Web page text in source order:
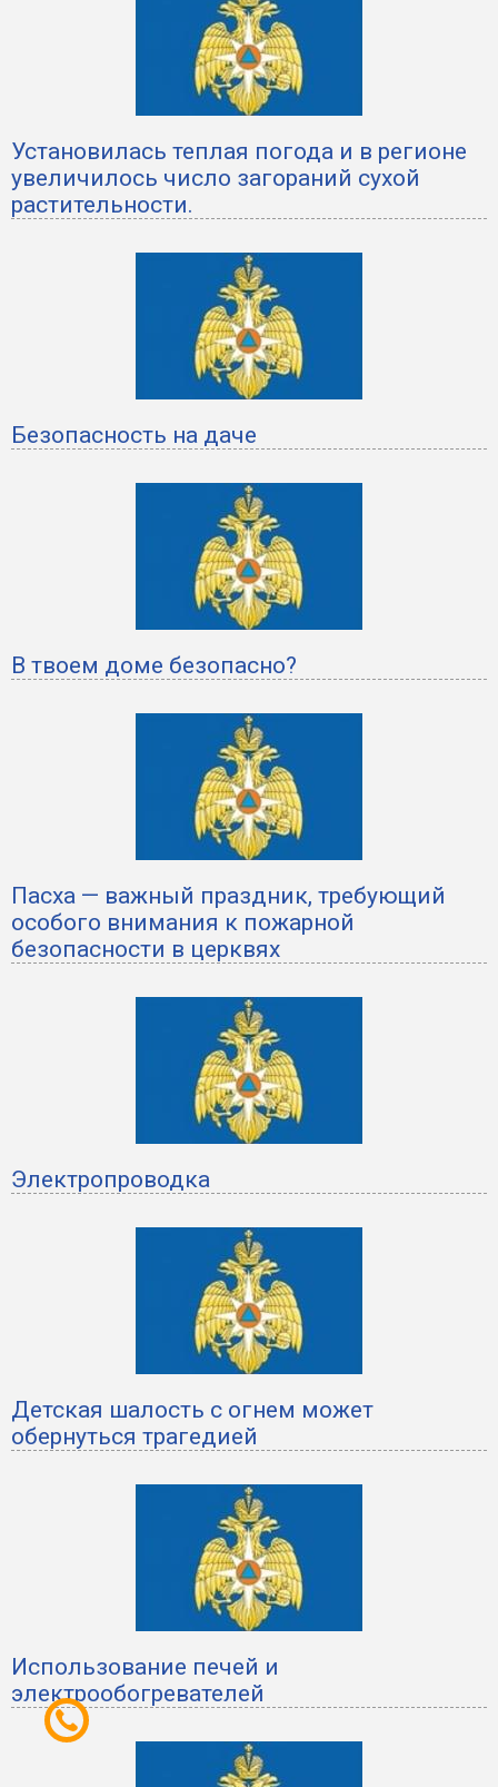
Установилась теплая погода и в регионе
увеличилось число загораний сухой
растительности.
Безопасность на даче
В твоем доме безопасно?
Пасха — важный праздник, требующий
особого внимания к пожарной
безопасности в церквях
Электропроводка
Детская шалость с огнем может
обернуться трагедией
Использование печей и
электрообогревателей